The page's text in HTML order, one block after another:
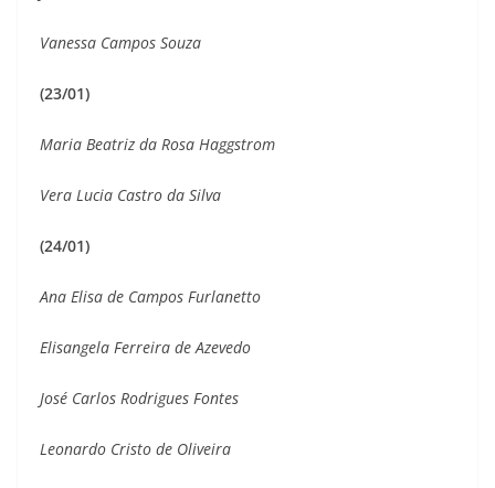
Vanessa Campos Souza
(23/01)
Maria Beatriz da Rosa Haggstrom
Vera Lucia Castro da Silva
(24/01)
Ana Elisa de Campos Furlanetto
Elisangela Ferreira de Azevedo
José Carlos Rodrigues Fontes
Leonardo Cristo de Oliveira